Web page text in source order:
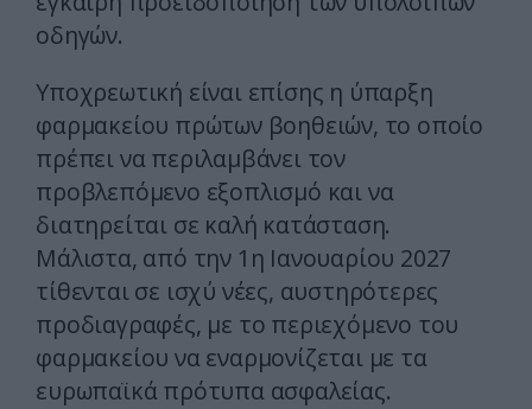
οδηγών.
Υποχρεωτική είναι επίσης η ύπαρξη
φαρμακείου πρώτων βοηθειών, το οποίο
πρέπει να περιλαμβάνει τον
προβλεπόμενο εξοπλισμό και να
διατηρείται σε καλή κατάσταση.
Μάλιστα, από την 1η Ιανουαρίου 2027
τίθενται σε ισχύ νέες, αυστηρότερες
προδιαγραφές, με το περιεχόμενο του
φαρμακείου να εναρμονίζεται με τα
ευρωπαϊκά πρότυπα ασφαλείας.